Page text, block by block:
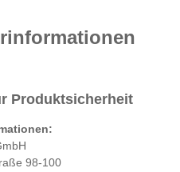
Produktsicherheit
98-100